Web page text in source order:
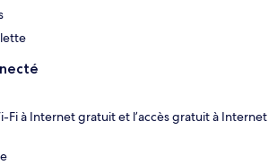
Fi à Internet gratuit et l’accès gratuit à Internet